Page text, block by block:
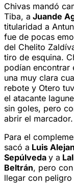
Chivas mandó
Tiba, a Juande
titularidad a
fue de pocas
del Chelito
tiro de esquina.
podían
una muy clara
rebote y Otero
el atacante
sin goles, pero
abrir el marcador.
Para el
sacó a Luis
Sepúlveda y a
Beltrán, pero
llegar con